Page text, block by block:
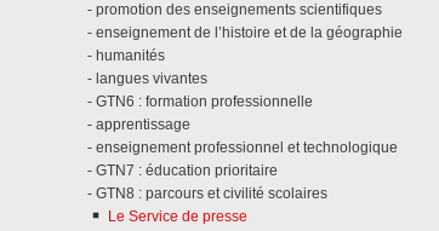
- promotion des enseignements scientifiques
- enseignement de l’histoire et de la géographie
- humanités
- langues vivantes
- GTN6 : formation professionnelle
- apprentissage
- enseignement professionnel et technologique
- GTN7 : éducation prioritaire
- GTN8 : parcours et civilité scolaires
Le Service de presse